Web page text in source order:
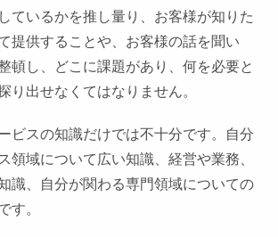
ているかを推し量り、お客様が知りた
提供することや、お客様の話を聞い
頓し、どこに課題があり、何を必要と
り出せなくてはなりません。
ビスの知識だけでは不十分です。自分
領域について広い知識、経営や業務、
識、自分が関わる専門領域についての
す。